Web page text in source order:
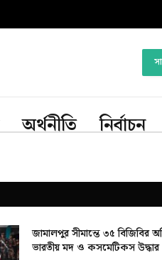
অর্থনীতি নির্বাচন
জামালপুর সীমান্তে ৩৫ বিজিবির
ভারতীয় মদ ও কসমেটিকস উদ্ধার